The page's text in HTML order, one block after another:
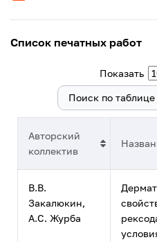
Список печатных работ
Показать
Авторский
коллектив
В.В.
Закалюкин,
А.С. Журба